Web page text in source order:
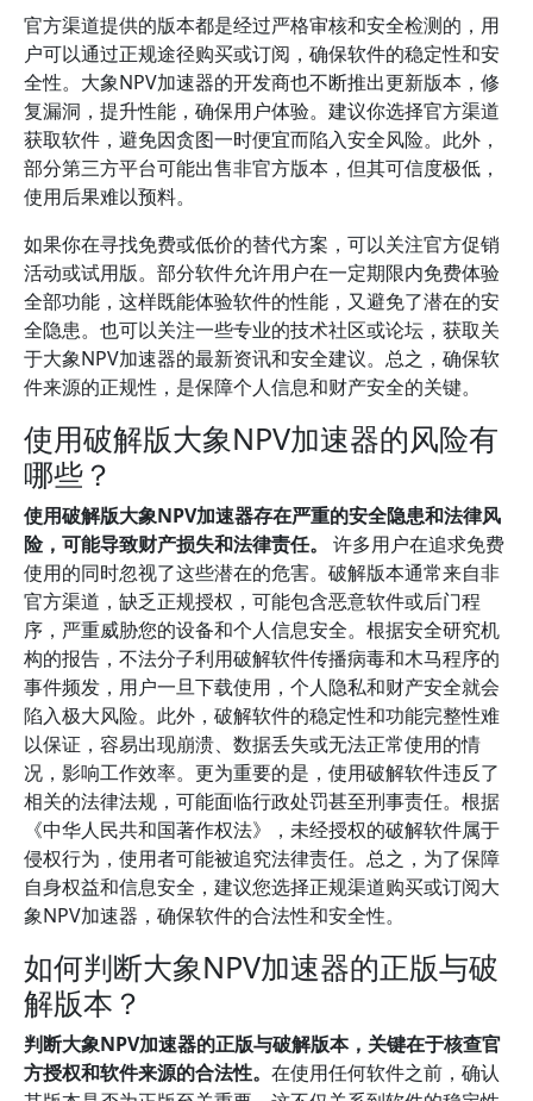
官方渠道提供的版本都是经过严格审核和安全检测的，用
户可以通过正规途径购买或订阅，确保软件的稳定性和安
全性。大象NPV加速器的开发商也不断推出更新版本，修
复漏洞，提升性能，确保用户体验。建议你选择官方渠道
获取软件，避免因贪图一时便宜而陷入安全风险。此外，
部分第三方平台可能出售非官方版本，但其可信度极低，
使用后果难以预料。
如果你在寻找免费或低价的替代方案，可以关注官方促销
活动或试用版。部分软件允许用户在一定期限内免费体验
全部功能，这样既能体验软件的性能，又避免了潜在的安
全隐患。也可以关注一些专业的技术社区或论坛，获取关
于大象NPV加速器的最新资讯和安全建议。总之，确保软
件来源的正规性，是保障个人信息和财产安全的关键。
使用破解版大象NPV加速器的风险有
哪些？
使用破解版大象NPV加速器存在严重的安全隐患和法律风
险，可能导致财产损失和法律责任。
许多用户在追求免费
使用的同时忽视了这些潜在的危害。破解版本通常来自非
官方渠道，缺乏正规授权，可能包含恶意软件或后门程
序，严重威胁您的设备和个人信息安全。根据安全研究机
构的报告，不法分子利用破解软件传播病毒和木马程序的
事件频发，用户一旦下载使用，个人隐私和财产安全就会
陷入极大风险。此外，破解软件的稳定性和功能完整性难
以保证，容易出现崩溃、数据丢失或无法正常使用的情
况，影响工作效率。更为重要的是，使用破解软件违反了
相关的法律法规，可能面临行政处罚甚至刑事责任。根据
《中华人民共和国著作权法》，未经授权的破解软件属于
侵权行为，使用者可能被追究法律责任。总之，为了保障
自身权益和信息安全，建议您选择正规渠道购买或订阅大
象NPV加速器，确保软件的合法性和安全性。
如何判断大象NPV加速器的正版与破
解版本？
判断大象NPV加速器的正版与破解版本，关键在于核查官
方授权和软件来源的合法性。 在使用任何软件之前，确认